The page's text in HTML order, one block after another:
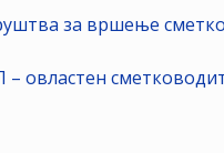
за вршење
– овластен